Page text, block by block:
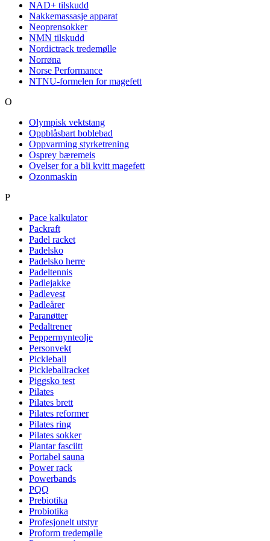
NAD+ tilskudd
Nakkemassasje apparat
Neoprensokker
NMN tilskudd
Nordictrack tredemølle
Norrøna
Norse Performance
NTNU-formelen for magefett
O
Olympisk vektstang
Oppblåsbart boblebad
Oppvarming styrketrening
Osprey bæremeis
Ovelser for a bli kvitt magefett
Ozonmaskin
P
Pace kalkulator
Packraft
Padel racket
Padelsko
Padelsko herre
Padeltennis
Padlejakke
Padlevest
Padleårer
Paranøtter
Pedaltrener
Peppermynteolje
Personvekt
Pickleball
Pickleballracket
Piggsko test
Pilates
Pilates brett
Pilates reformer
Pilates ring
Pilates sokker
Plantar fasciitt
Portabel sauna
Power rack
Powerbands
PQQ
Prebiotika
Probiotika
Profesjonelt utstyr
Proform tredemølle